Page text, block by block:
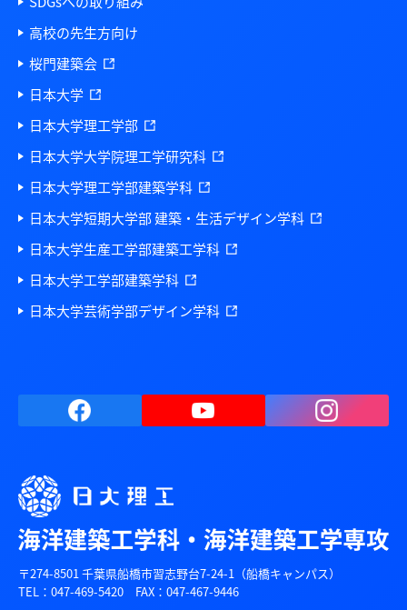
高校の先生方向け
桜門建築会
日本大学
日本大学理工学部
日本大学大学院理工学研究科
日本大学理工学部建築学科
日本大学短期大学部 建築・生活デザイン学科
日本大学生産工学部建築工学科
日本大学工学部建築学科
日本大学芸術学部デザイン学科
〒274-8501 千葉県船橋市習志野台7-24-1（船橋キャンパス）
TEL：047-469-5420 FAX：047-467-9446